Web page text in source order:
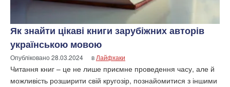
Як знайти цікаві книги зарубіжних авторів
українською мовою
Опубліковано28.03.2024 в Лайфхаки
Читання книг – це не лише приємне проведення часу, але й
можливість розширити свій кругозір, познайомитися з іншими